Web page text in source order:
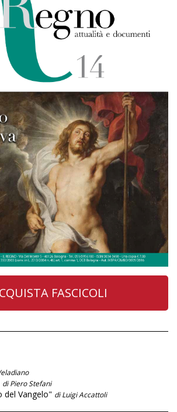
FASCICOLI
di Piero Stefani
del Vangelo" di Luigi Accattoli